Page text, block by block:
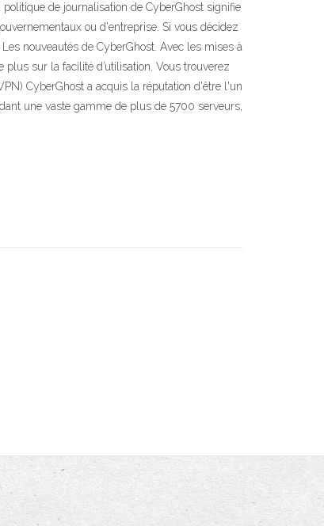
de journalisation de CyberGhost signifie
ou d'entreprise. Si vous décidez
nouveautés de CyberGhost. Avec les mises à
sur la facilité d’utilisation. Vous trouverez
CyberGhost a acquis la réputation d'être l'un
une vaste gamme de plus de 5700 serveurs,